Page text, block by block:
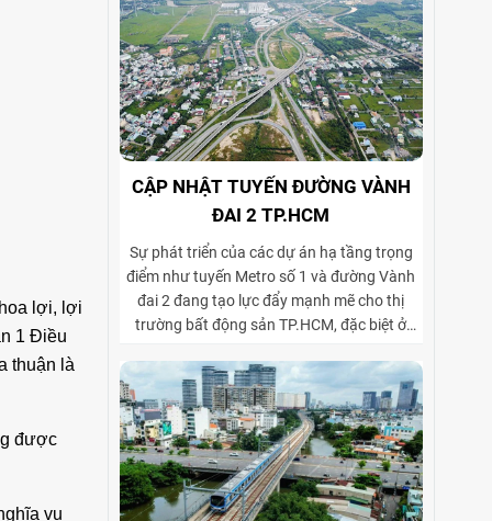
lợi, lợi
1 Điều
thuận là
được
vụ
CẬP NHẬT TUYẾN ĐƯỜNG VÀNH
ĐAI 2 TP.HCM
Sự phát triển của các dự án hạ tầng trọng
điểm như tuyến Metro số 1 và đường Vành
đai 2 đang tạo lực đẩy mạnh mẽ cho thị
trường bất động sản TP.HCM, đặc biệt ở
phòng. Vành đai 2 hoàn thiện mạng lưới
giao thông liên vùng, rút ngắn thời gian di
chuyển từ ngoại thành vào trung tâm, mở
rộng không gian phát triển cho các khu đô
thị mới, khu biệt thự cao cấp và cụm văn
phòng ở những vị trí chiến lược. Sự kết hợp
giữa tiện ích di chuyển và hạ tầng đồng bộ